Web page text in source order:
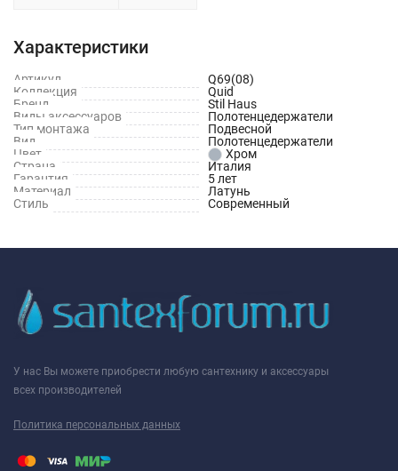
Характеристики
Артикул
Q69(08)
Коллекция
Quid
Бренд
Stil Haus
Виды аксессуаров
Полотенцедержатели
Тип монтажа
Подвесной
Вид
Полотенцедержатели
Цвет
Хром
Страна
Италия
Гарантия
5 лет
Материал
Латунь
Стиль
Современный
У нас Вы можете приобрести любую сантехнику и аксессуары
всех производителей
Политика персональных данных